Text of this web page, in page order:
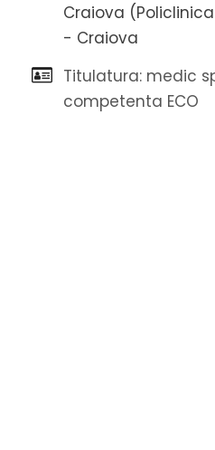
Craiova
- Craiova
Titulatura: medic
competenta ECO